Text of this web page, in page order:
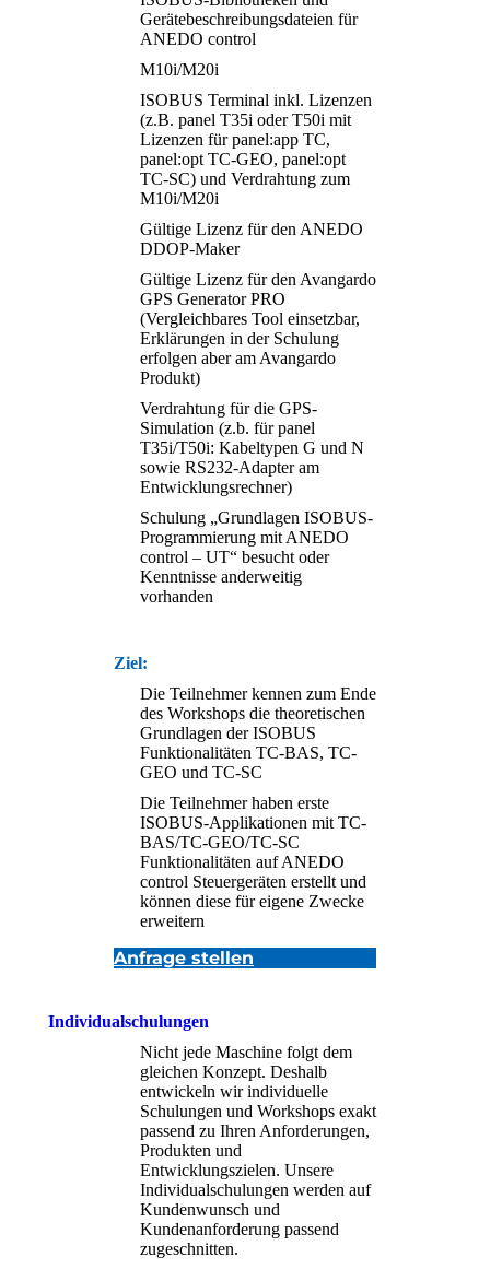
Gerätebeschreibungsdateien für
ANEDO control
M10i/M20i
ISOBUS Terminal inkl. Lizenzen
(z.B. panel T35i oder T50i mit
Lizenzen für panel:app TC,
panel:opt TC-GEO, panel:opt
TC-SC) und Verdrahtung zum
M10i/M20i
Gültige Lizenz für den ANEDO
DDOP-Maker
Gültige Lizenz für den Avangardo
GPS Generator PRO
(Vergleichbares Tool einsetzbar,
Erklärungen in der Schulung
erfolgen aber am Avangardo
Produkt)
Verdrahtung für die GPS-
Simulation (z.b. für panel
T35i/T50i: Kabeltypen G und N
sowie RS232-Adapter am
Entwicklungsrechner)
Schulung „Grundlagen ISOBUS-
Programmierung mit ANEDO
control – UT“ besucht oder
Kenntnisse anderweitig
vorhanden
Ziel:
Die Teilnehmer kennen zum Ende
des Workshops die theoretischen
Grundlagen der ISOBUS
Funktionalitäten TC-BAS, TC-
GEO und TC-SC
Die Teilnehmer haben erste
ISOBUS-Applikationen mit TC-
BAS/TC-GEO/TC-SC
Funktionalitäten auf ANEDO
control Steuergeräten erstellt und
können diese für eigene Zwecke
erweitern
Anfrage stellen
Individualschulungen
Nicht jede Maschine folgt dem
gleichen Konzept. Deshalb
entwickeln wir individuelle
Schulungen und Workshops exakt
passend zu Ihren Anforderungen,
Produkten und
Entwicklungszielen. Unsere
Individualschulungen werden auf
Kundenwunsch und
Kundenanforderung passend
zugeschnitten.